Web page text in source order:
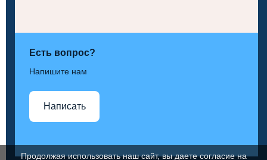
Есть вопрос?
Напишите нам
Написать
Продолжая использовать наш сайт, вы даете согласие на